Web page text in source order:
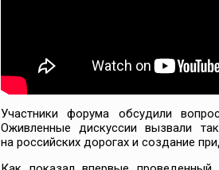
Участники форума обсудили
Оживленные дискуссии вызвали
на российских дорогах и создание